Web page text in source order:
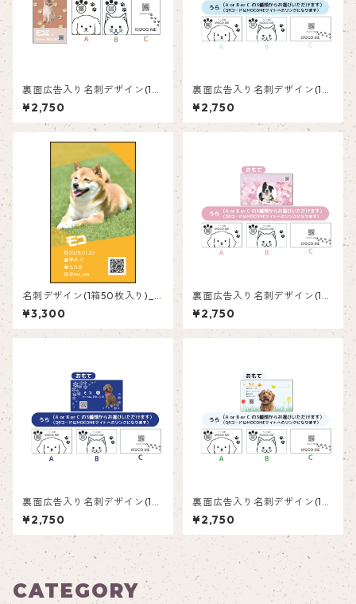
裏面広告入り名刺デザイン(1箱
50枚入り)_肉球_PP002ad
¥2,750
裏面広告入り名刺デザイン(1箱
50枚入り)_花_F003ad
¥2,750
名刺デザイン(1箱50枚入り)_
オレンジ縦_R001
¥3,300
裏面広告入り名刺デザイン(1箱
50枚入り)_ピンク_P001ad
¥2,750
裏面広告入り名刺デザイン(1箱
50枚入り)_雪横_SN001ad
¥2,750
裏面広告入り名刺デザイン(1箱
50枚入り)_蝶々_BF001ad
¥2,750
CATEGORY